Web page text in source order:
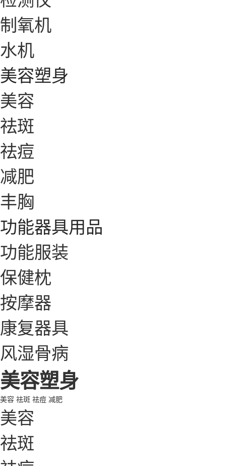
制氧机
水机
美容塑身
美容
祛斑
祛痘
减肥
丰胸
功能器具用品
功能服装
保健枕
按摩器
康复器具
风湿骨病
美容塑身
美容 祛斑 祛痘 减肥
美容
祛斑